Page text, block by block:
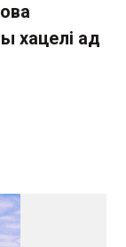
хацелі ад